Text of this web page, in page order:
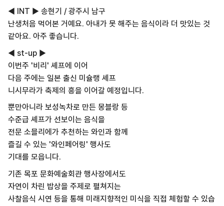
◀ INT ▶ 송현기 / 광주시 남구
난생처음 먹어본 거예요. 아내가 못 해주는 음식이라 더 맛있는 것
같아요. 아주 좋습니다.
◀ st-up ▶
이번주 '비리' 셰프에 이어
다음 주에는 일본 출신 미슐랭 셰프
니시무라가 축제의 흥을 이어갈 예정입니다.
뿐만아니라 보성녹차로 만든 몽블랑 등
수준급 셰프가 선보이는 음식을
전문 소믈리에가 추천하는 와인과 함께
즐길 수 있는 '와인페어링' 행사도
기대를 모읍니다.
기존 목포 문화예술회관 행사장에서도
자연이 차린 밥상을 주제로 펼쳐지는
사찰음식 시연 등을 통해 미래지향적인 미식을 직접 체험할 수 있습